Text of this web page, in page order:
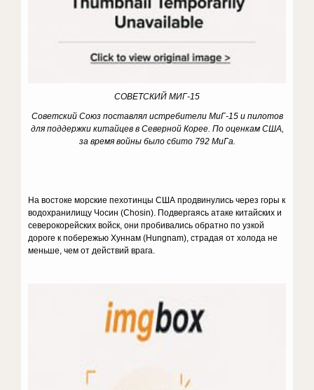
СОВЕТСКИЙ МИГ-15
Советский Союз поставлял истребители МиГ-15 и пилотов
для поддержки китайцев в Северной Корее. По оценкам США,
за время войны было сбито 792 МиГа.
На востоке морские пехотинцы США продвинулись через горы к
водохранилищу Чосин (Chosin). Подвергаясь атаке китайских и
северокорейских войск, они пробивались обратно по узкой
дороге к побережью Хуннам (Hungnam), страдая от холода не
меньше, чем от действий врага.